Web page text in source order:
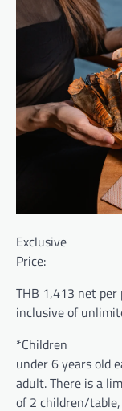
Exclusive
Price:
THB 1,413 net per
inclusive of
*Children
under 6 years old
adult. There is a
of 2 children/